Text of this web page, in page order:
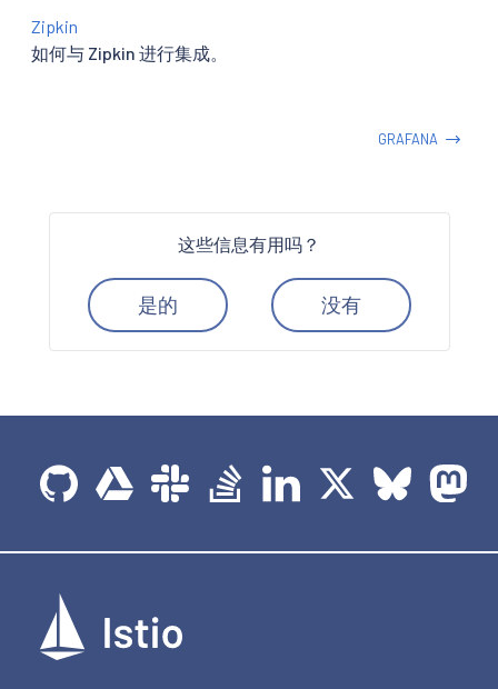
Zipkin
如何与 Zipkin 进行集成。
GRAFANA
这些信息有用吗？
是的 没有